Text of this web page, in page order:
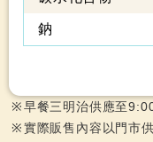
鈉
早餐三明治供應至
實際販售內容以門市供